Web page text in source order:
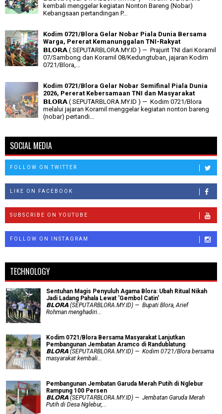
kembali menggelar kegiatan Nonton Bareng (Nobar)
Kebangsaan pertandingan P...
Kodim 0721/Blora Gelar Nobar Piala Dunia Bersama
Warga, Pererat Kemanunggalan TNI-Rakyat
𝗕𝗟𝗢𝗥𝗔 ( SEPUTARBLORA.MY.ID ) — Prajurit TNI dari Koramil
07/Sambong dan Koramil 08/Kedungtuban, jajaran Kodim
0721/Blora,...
Kodim 0721/Blora Gelar Nobar Semifinal Piala Dunia
2026, Pererat Kebersamaan TNI dan Masyarakat
𝗕𝗟𝗢𝗥𝗔 ( SEPUTARBLORA.MY.ID ) — Kodim 0721/Blora
melalui jajaran Koramil menggelar kegiatan nonton bareng
(nobar) pertandi...
SOCIAL MEDIA
FOLLOW ON TWITTER
LIKE ON FACEBOOK
SUBSCRIBE ON YOUTUBE
FOLLOW ON INSTAGRAM
TECHNOLOGY
Sentuhan Magis Penyuluh Agama Blora: Ubah Ritual Nikah
Jadi Ladang Pahala Lewat 'Gembol Catin'
𝗕𝗟𝗢𝗥𝗔 (SEPUTARBLORA.MY.ID) — Bupati Blora, Arief
Rohman menghadiri...
Kodim 0721/Blora Bersama Masyarakat Lanjutkan
Pembangunan Jembatan Aramco di Randublatung
𝗕𝗟𝗢𝗥𝗔 (SEPUTARBLORA.MY.ID) — Kodim 0721/Blora bersama
masyarakat kembali...
Pembangunan Jembatan Garuda Merah Putih di Nglebur
Rampung 100 Persen
𝗕𝗟𝗢𝗥𝗔 (SEPUTARBLORA.MY.ID) — Jembatan Garuda Merah
Putih di Desa Nglebur,...